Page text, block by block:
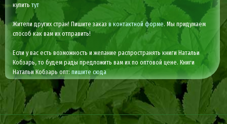
купитьтут
Жители других стран! Пишите заказв контактной форме. Мы придумаем
способ как вам их отправить!
Если у вас есть возможность и желание распространять книги Натальи
Кобзарь, то будем рады предложить вам их по оптовой цене. Книги
Натальи Кобзарь опт:пишите сюда